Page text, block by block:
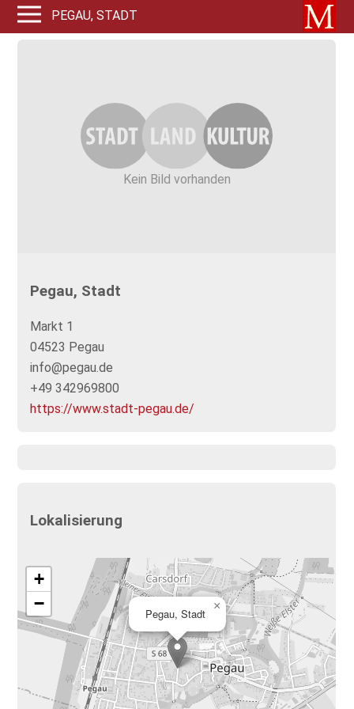
PEGAU, STADT
Kein Bild vorhanden
Pegau, Stadt
Markt 1
04523 Pegau
info@pegau.de
+49 342969800
https://www.stadt-pegau.de/
Lokalisierung
Pegau, Stadt
×
+
−